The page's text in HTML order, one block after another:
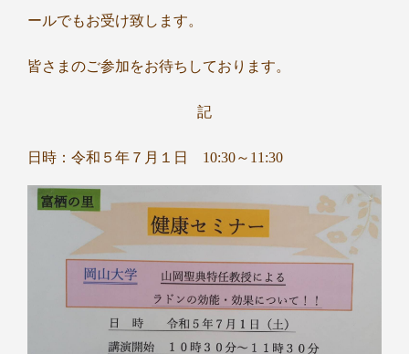
ールでもお受け致します。
皆さまのご参加をお待ちしております。
記
日時：令和５年７月１日 10:30～11:30